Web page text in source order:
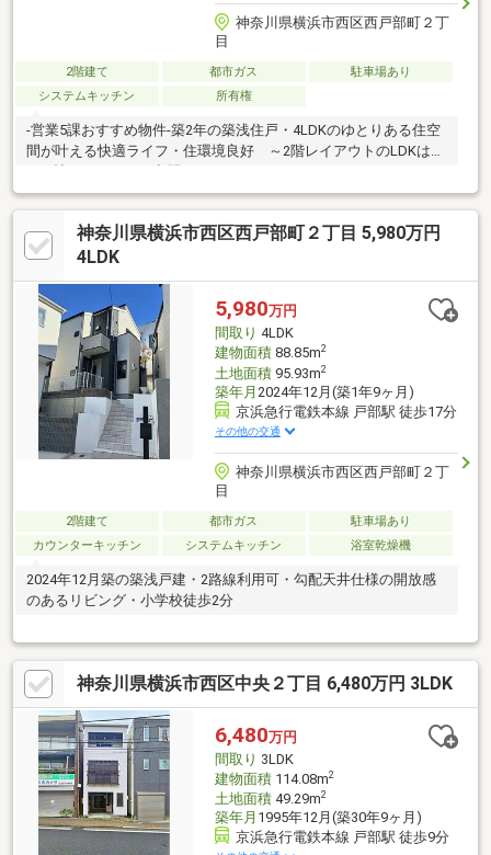
神奈川県横浜市西区西戸部町２丁
目
2階建て 都市ガス
駐車場あり
システムキッチン
所有権
-営業5課おすすめ物件-築2年の築浅住戸・4LDKのゆとりある住空
間が叶える快適ライフ・住環境良好 ～2階レイアウトのLDKは
17.4帖のゆとりある空間～
神奈川県横浜市西区西戸部町２丁目 5,980万円
4LDK
5,980万円
間取り 4LDK
建物面積88.85m2
土地面積95.93m2
築年月 2024年12月(築1年9ヶ月)
京浜急行電鉄本線 戸部駅 徒歩17分
その他の交通
神奈川県横浜市西区西戸部町２丁
目
2階建て 都市ガス
駐車場あり
カウンターキッチン
システムキッチン 浴室乾燥機
2024年12月築の築浅戸建・2路線利用可・勾配天井仕様の開放感
のあるリビング・小学校徒歩2分
神奈川県横浜市西区中央２丁目 6,480万円 3LDK
6,480万円
間取り 3LDK
建物面積114.08m2
土地面積49.29m2
築年月 1995年12月(築30年9ヶ月)
京浜急行電鉄本線 戸部駅 徒歩9分